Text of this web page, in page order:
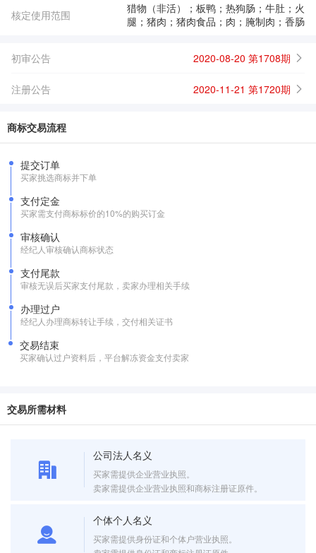
核定使用范围
猎物（非活）；板鸭；热狗肠；牛肚；火
腿；猪肉；猪肉食品；肉；腌制肉；香肠
初审公告 2020-08-20 第1708期
注册公告 2020-11-21 第1720期
商标交易流程
提交订单
买家挑选商标并下单
支付定金
买家需支付商标标价的10%的购买订金
审核确认
经纪人审核确认商标状态
支付尾款
审核无误后买家支付尾款，卖家办理相关手续
办理过户
经纪人办理商标转让手续，交付相关证书
交易结束
买家确认过户资料后，平台解冻资金支付卖家
交易所需材料
公司法人名义
买家需提供企业营业执照。
卖家需提供企业营业执照和商标注册证原件。
个体个人名义
买家需提供身份证和个体户营业执照。